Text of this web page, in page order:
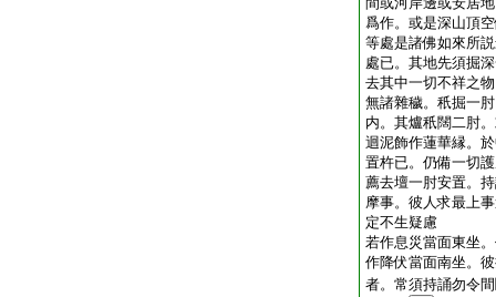
爲作。或是深山頂
等處是諸佛如來所
處已。其地先須掘
去其中一切不祥之
無諸雜穢。秖掘一
内。其爐秖闊二肘
迴泥飾作蓮華縁。
置杵已。仍備一切
薦去壇一肘安置。
摩事。彼人求最上
定不生疑慮
若作息災當面東坐
作降伏當面南坐。
者。常須持誦勿令